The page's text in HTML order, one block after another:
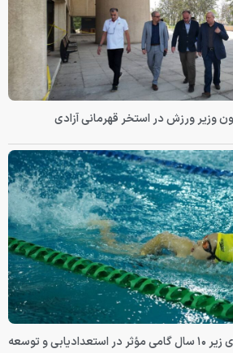
ورزش در استخر قهرمانی آزادی
حسین گرایلی: جشنواره شنای زیر ۱۰ سال گامی مؤثر در استعدادیابی و توسعه